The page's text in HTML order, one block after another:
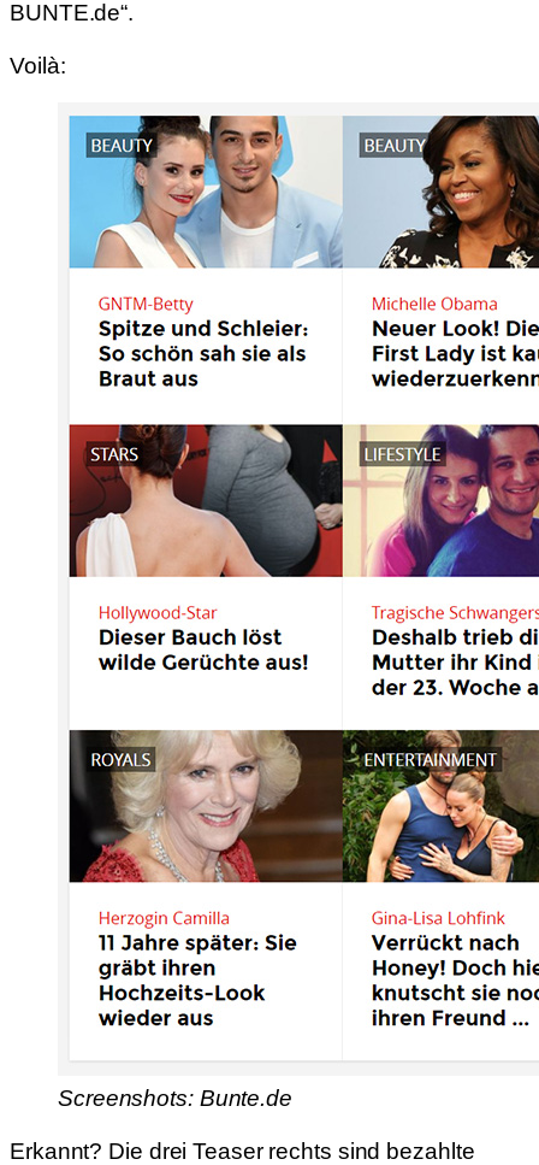
BUNTE.de“.
Voilà:
Screenshots: Bunte.de
Erkannt? Die drei Teaser rechts sind bezahlte